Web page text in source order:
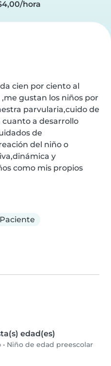
hora
cien por ciento al
gustan los niños por
parvularia,cuido de
a desarrollo
de
del niño o
y
como mis propios
Paciente
edad(es)
• Niño de edad preescolar